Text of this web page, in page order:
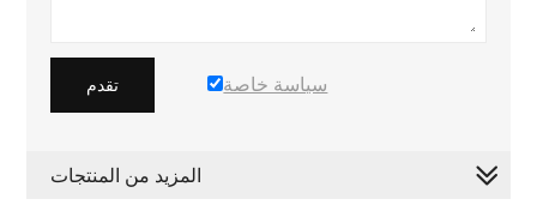
تقدم سياسة خاصة
المزيد من المنتجات